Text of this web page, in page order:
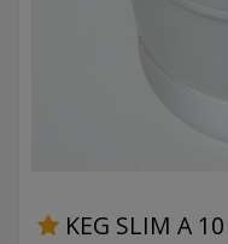
KEG SLIM A